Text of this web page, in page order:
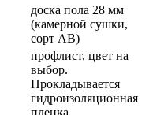
доска пола 28 мм
(камерной сушки,
сорт АВ)
профлист, цвет на
выбор.
Прокладывается
гидроизоляционная
пленка